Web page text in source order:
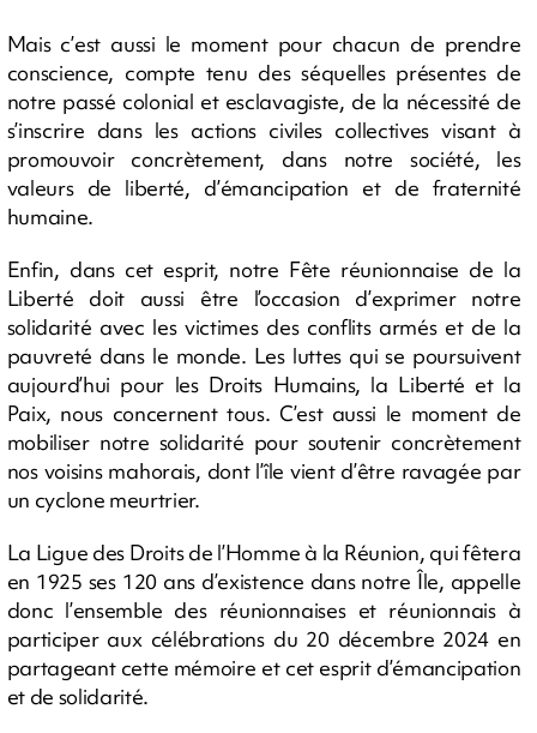
Mais c’est aussi le moment pour chacun de prendre
conscience, compte tenu des séquelles présentes de
notre passé colonial et esclavagiste, de la nécessité de
s’inscrire dans les actions civiles collectives visant à
promouvoir concrètement, dans notre société, les
valeurs de liberté, d’émancipation et de fraternité
humaine.
Enfin, dans cet esprit, notre Fête réunionnaise de la
Liberté doit aussi être l’occasion d’exprimer notre
solidarité avec les victimes des conflits armés et de la
pauvreté dans le monde. Les luttes qui se poursuivent
aujourd’hui pour les Droits Humains, la Liberté et la
Paix, nous concernent tous. C’est aussi le moment de
mobiliser notre solidarité pour soutenir concrètement
nos voisins mahorais, dont l’île vient d’être ravagée par
un cyclone meurtrier.
La Ligue des Droits de l’Homme à la Réunion, qui fêtera
en 1925 ses 120 ans d’existence dans notre Île, appelle
donc l’ensemble des réunionnaises et réunionnais à
participer aux célébrations du 20 décembre 2024 en
partageant cette mémoire et cet esprit d’émancipation
et de solidarité.